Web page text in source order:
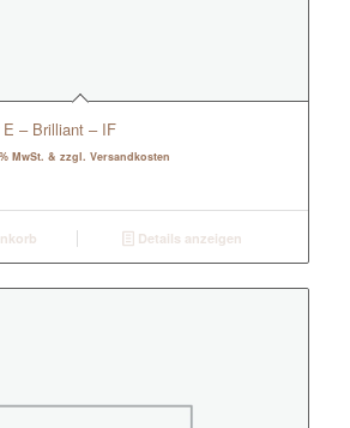
– Brilliant – IF
MwSt. & zzgl. Versandkosten
Details anzeigen